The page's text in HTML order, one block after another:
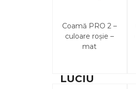
Coamă PRO 2 –
culoare roșie –
mat
LUCIU